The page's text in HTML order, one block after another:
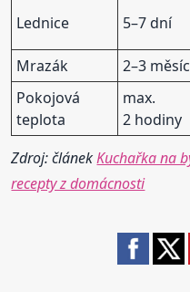
Lednice 5–7 dní
Mrazák
2–3
Pokojová
teplota
max.
2 hodiny
Zdroj: článekKuchařka na
recepty z domácnosti